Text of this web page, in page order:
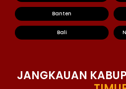
Banten
Bali
JANGKAUAN